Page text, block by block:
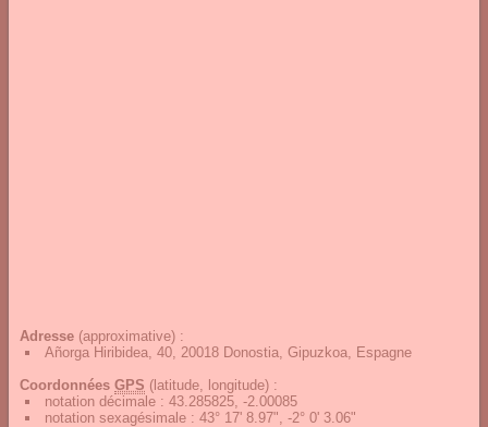
Adresse (approximative) :
Añorga Hiribidea, 40, 20018 Donostia, Gipuzkoa, Espagne
Coordonnées GPS (latitude, longitude) :
notation décimale : 43.285825, -2.00085
notation sexagésimale : 43° 17' 8.97", -2° 0' 3.06"